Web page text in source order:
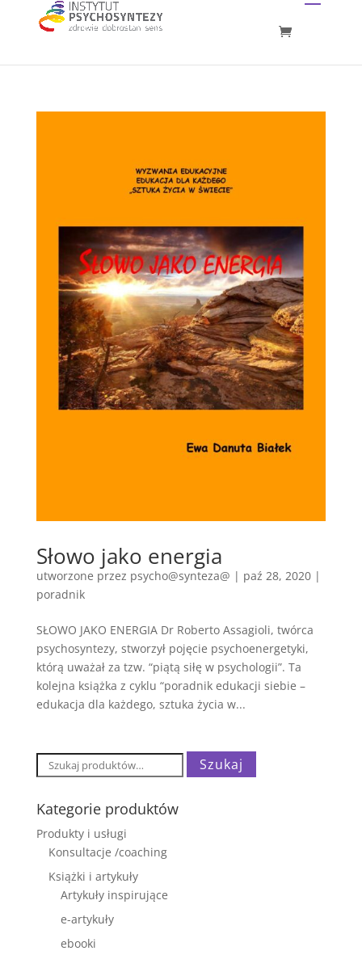
Słowo jako energia
utworzone przez psycho@synteza@ | paź 28, 2020|
poradnik
SŁOWO JAKO ENERGIA Dr Roberto Assagioli, twórca
psychosyntezy, stworzył pojęcie psychoenergetyki,
którą uważał za tzw. “piątą siłę w psychologii”. Ta
kolejna książka z cyklu “poradnik edukacji siebie –
edukacja dla każdego, sztuka życia w...
Szukaj: Szukaj
Kategorie produktów
Produkty i usługi
Konsultacje /coaching
Książki i artykuły
Artykuły inspirujące
e-artykuły
ebooki